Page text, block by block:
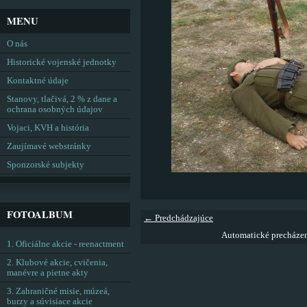
← Predchádzajúce
Automatické
MENU
O nás
Historické vojenské jednotky
Kontaktné údaje
Stanovy, tlačivá, 2 % z dane a
ochrana osobných údajov
Vojaci, KVH a história
Zaujímavé webstránky
Sponzorské subjekty
FOTOALBUM
1. Oficiálne akcie - reenactment
2. Klubové akcie, cvičenia,
manévre a pietne akty
3. Zahraničné misie, múzeá,
burzy a súvisiace akcie